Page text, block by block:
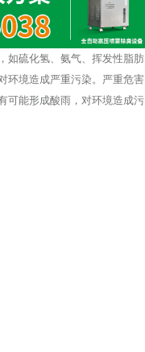
如硫化氢、氨气、挥发性脂肪
环境造成严重污染。严重危害
可能形成酸雨，对环境造成污